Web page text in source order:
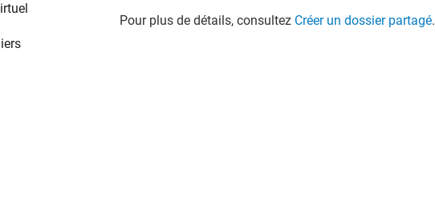
Pour plus de détails, consultez Créer un dossier partagé.